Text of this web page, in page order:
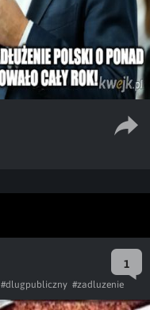
1
#dlugpubliczny #zadluzenie